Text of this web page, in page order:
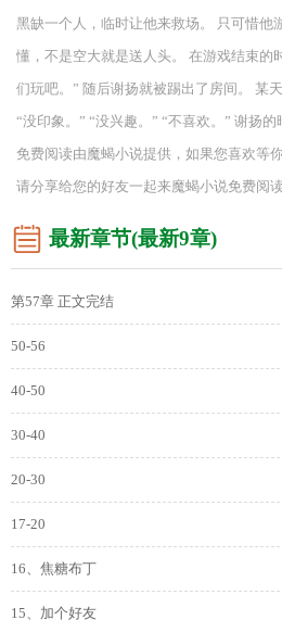
黑缺一个人，临时让他来救场。 只可惜他
懂，不是空大就是送人头。 在游戏结束的
们玩吧。” 随后谢扬就被踢出了房间。 某
“没印象。” “没兴趣。” “不喜欢。” 谢扬
免费阅读由魔蝎小说提供，如果您喜欢等
请分享给您的好友一起来魔蝎小说免费阅读
最新章节(最新9章)
第57章 正文完结
50-56
40-50
30-40
20-30
17-20
16、焦糖布丁
15、加个好友